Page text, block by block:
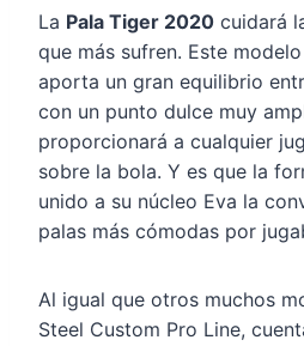
La Pala Tiger 2020 cuidará
que más sufren. Este
aporta un gran equilibrio
con un punto dulce muy
proporcionará a cualquier
sobre la bola. Y es que la
unido a su núcleo Eva la
palas más cómodas por
Al igual que otros muchos
Steel Custom Pro Line,